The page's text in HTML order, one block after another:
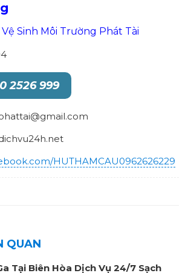
Sinh Môi Trường Phát Tài
2526 999
HUTHAMCAU0962626229
QUAN
Tại Biên Hòa Dịch Vụ 24/7 Sạch